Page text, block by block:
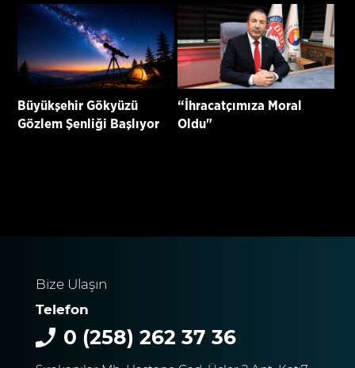
Büyükşehir Gökyüzü
Gözlem Şenliği Başlıyor
“İhracatçımıza Moral
Oldu"
Bize Ulaşın
Telefon
0 (258) 262 37 36